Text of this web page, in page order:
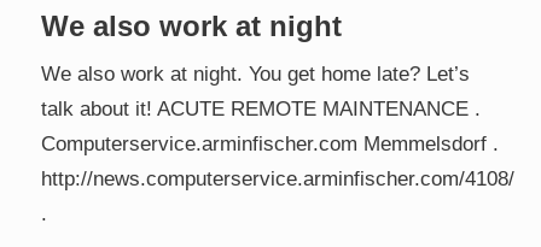
We also work at night
We also work at night. You get home late? Let’s
talk about it! ACUTE REMOTE MAINTENANCE .
Computerservice.arminfischer.com Memmelsdorf .
http://news.computerservice.arminfischer.com/4108/
.